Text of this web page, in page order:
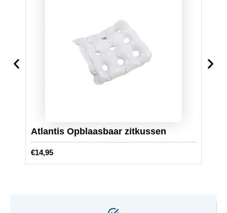
Atlantis Opblaasbaar zitkussen
€14,95